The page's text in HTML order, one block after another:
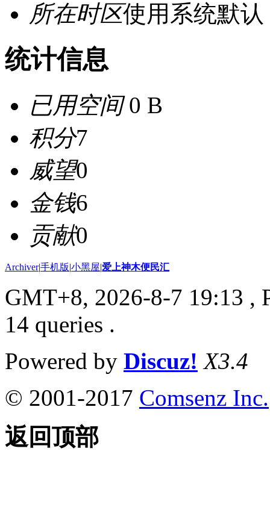
所在时区使用系统默认
统计信息
已用空间0 B
积分7
威望0
金钱6
贡献0
Archiver|手机版|小黑屋|爱上神木便民汇
GMT+8, 2026-8-7 19:13 ,
14 queries .
Powered by Discuz! X3.4
© 2001-2017 Comsenz Inc.
返回顶部